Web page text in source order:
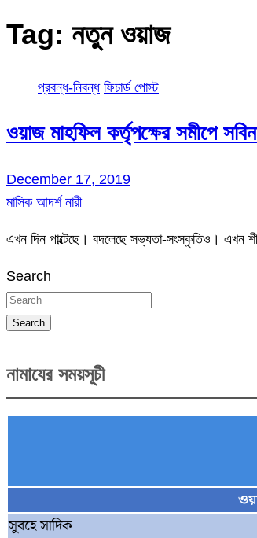
Tag: নতুন ওয়াজ
প্রবন্ধ-নিবন্ধ ফিচার্ড পোস্ট
ওয়াজ মাহফিল কর্তৃপক্ষের সমীপে
December 17, 2019
মাসিক আদর্শ নারী
এখন দিন পাল্টেছে। বদলেছে সভ্যতা-সংস্কৃতিও। এখন
Search
Search
নামাযের সময়সূচী
সুবহে সাদিক